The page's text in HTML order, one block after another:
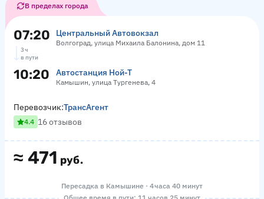
В пределах города
07:20 Центральный Автовокзал
Волгоград, улица Михаила Балонина, дом 11
3 ч
в пути
10:20 Автостанция Ной-Т
Камышин, улица Тургенева, 4
≈ 471 руб.
Перевозчик:ТрансАгент
4.4 16 отзывов
Пересадка в Камышине · 4 часа 40 минут